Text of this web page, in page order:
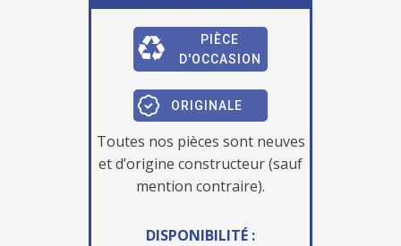
PIÈCE
D'OCCASION
ORIGINALE
Toutes nos pièces sont neuves
et d’origine constructeur (sauf
mention contraire).
DISPONIBILITÉ :